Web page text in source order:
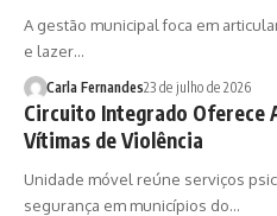
A gestão municipal foca em
e lazer…
Carla Fernandes23 de julho de 2026
Circuito Integrado Oferece
Vítimas de Violência
Unidade móvel reúne serviços
segurança em municípios do…